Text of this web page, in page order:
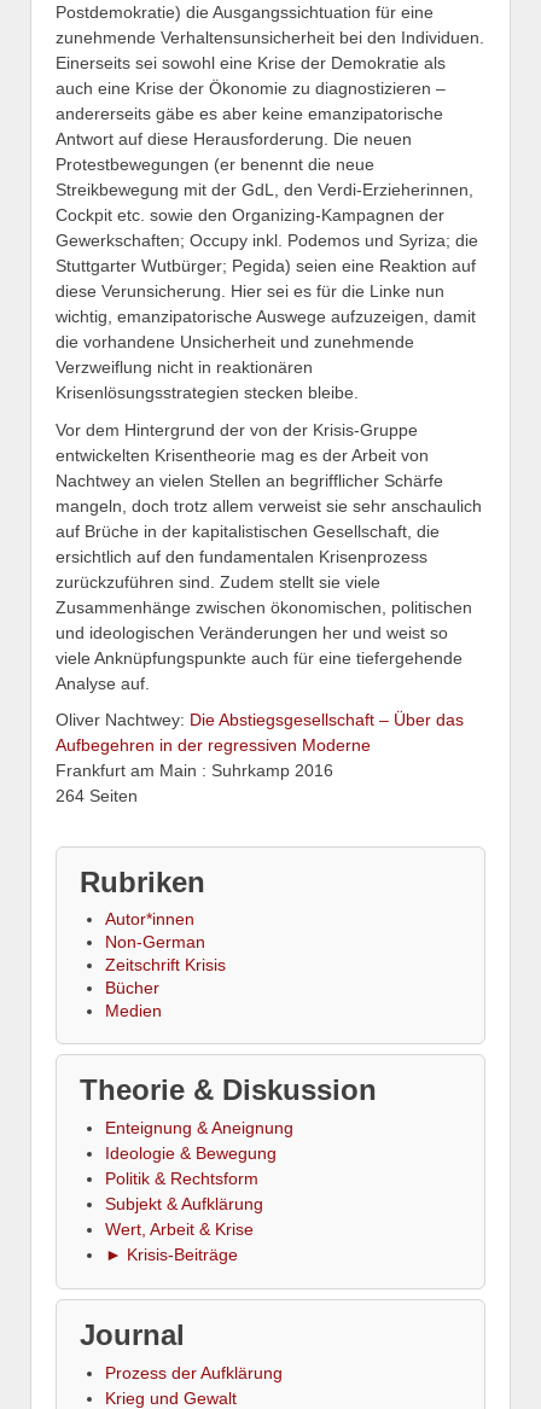
Postdemokratie) die Ausgangssichtuation für eine
zunehmende Verhaltensunsicherheit bei den Individuen.
Einerseits sei sowohl eine Krise der Demokratie als
auch eine Krise der Ökonomie zu diagnostizieren –
andererseits gäbe es aber keine emanzipatorische
Antwort auf diese Herausforderung. Die neuen
Protestbewegungen (er benennt die neue
Streikbewegung mit der GdL, den Verdi-Erzieherinnen,
Cockpit etc. sowie den Organizing-Kampagnen der
Gewerkschaften; Occupy inkl. Podemos und Syriza; die
Stuttgarter Wutbürger; Pegida) seien eine Reaktion auf
diese Verunsicherung. Hier sei es für die Linke nun
wichtig, emanzipatorische Auswege aufzuzeigen, damit
die vorhandene Unsicherheit und zunehmende
Verzweiflung nicht in reaktionären
Krisenlösungsstrategien stecken bleibe.
Vor dem Hintergrund der von der Krisis-Gruppe
entwickelten Krisentheorie mag es der Arbeit von
Nachtwey an vielen Stellen an begrifflicher Schärfe
mangeln, doch trotz allem verweist sie sehr anschaulich
auf Brüche in der kapitalistischen Gesellschaft, die
ersichtlich auf den fundamentalen Krisenprozess
zurückzuführen sind. Zudem stellt sie viele
Zusammenhänge zwischen ökonomischen, politischen
und ideologischen Veränderungen her und weist so
viele Anknüpfungspunkte auch für eine tiefergehende
Analyse auf.
Oliver Nachtwey: Die Abstiegsgesellschaft – Über das
Aufbegehren in der regressiven Moderne
Frankfurt am Main : Suhrkamp 2016
264 Seiten
Rubriken
Autor*innen
Non-German
Zeitschrift Krisis
Bücher
Medien
Theorie & Diskussion
Enteignung & Aneignung
Ideologie & Bewegung
Politik & Rechtsform
Subjekt & Aufklärung
Wert, Arbeit & Krise
► Krisis-Beiträge
Journal
Prozess der Aufklärung
Krieg und Gewalt